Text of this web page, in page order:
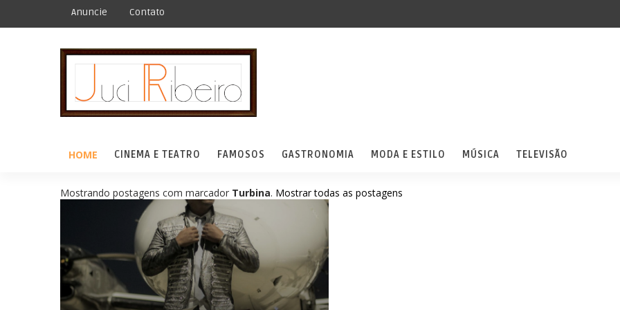
Anuncie Contato
HOME CINEMA E TEATRO FAMOSOS GASTRONOMIA MODA E ESTILO MÚSICA TELEVISÃO
Mostrando postagens com marcador Turbina. Mostrar todas as postagens